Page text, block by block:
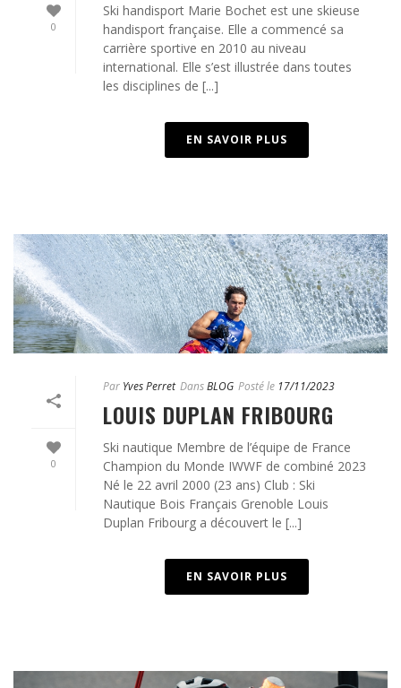
0
Ski handisport Marie Bochet est une skieuse
handisport française. Elle a commencé sa
carrière sportive en 2010 au niveau
international. Elle s’est illustrée dans toutes
les disciplines de [...]
EN SAVOIR PLUS
0
Par Yves Perret DansBLOG Posté le 17/11/2023
LOUIS DUPLAN FRIBOURG
Ski nautique Membre de l’équipe de France
Champion du Monde IWWF de combiné 2023
Né le 22 avril 2000 (23 ans) Club : Ski
Nautique Bois Français Grenoble Louis
Duplan Fribourg a découvert le [...]
EN SAVOIR PLUS